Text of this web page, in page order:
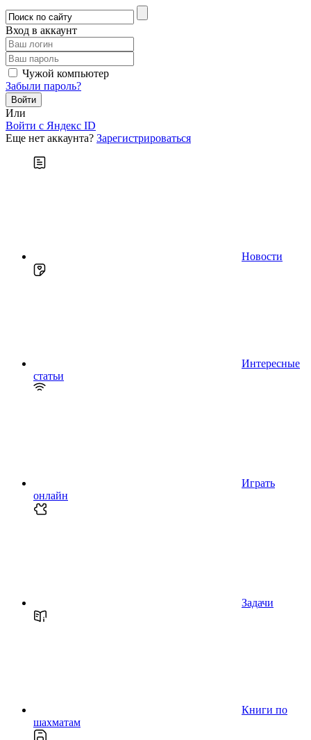
Вход в аккаунт
Чужой компьютер
Забыли пароль?
Или
Войти c Яндекс ID
Еще нет аккаунта? Зарегистрироваться
Новости
Интересные
статьи
Играть
онлайн
Задачи
Книги по
шахматам